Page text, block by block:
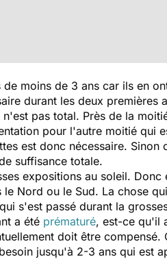
de moins de 3 ans car ils en
durant les deux premières
pas total. Près de la
pour l'autre moitié qui
est donc nécessaire. Sinon
suffisance totale.
expositions au soleil.
Nord ou le Sud. La chose
s'est passé durant la
a été prématuré, est-ce qu'il
doit être compensé.
jusqu'à 2-3 ans qui est